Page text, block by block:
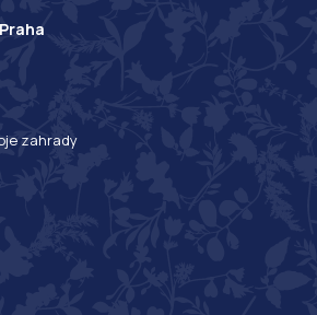
zahrady